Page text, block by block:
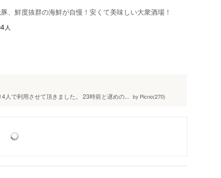
、鮮度抜群の海鮮が自慢！安くて美味しい大衆酒場！
人
人で利用させて頂きました。 23時前と遅めの... by Picno(270)